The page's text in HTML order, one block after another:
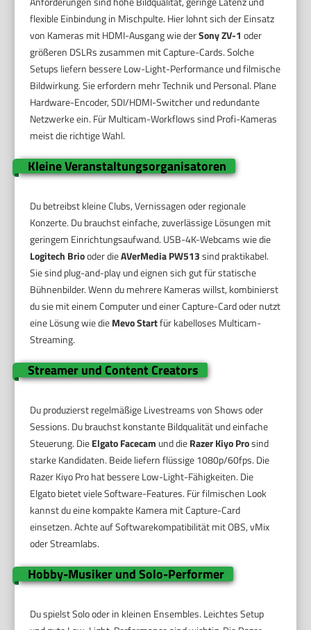
flexible Einbindung in Mischpulte. Hier lohnt sich der Einsatz
von Kameras mit HDMI-Ausgang wie derSony ZV-1 oder
größeren DSLRs zusammen mit Capture-Cards. Solche
Setups liefern bessere Low-Light-Performance und filmische
Bildwirkung. Sie erfordern mehr Technik und Personal. Plane
Hardware-Encoder, SDI/HDMI-Switcher und redundante
Netzwerke ein. Für Multicam-Workflows sind Profi-Kameras
meist die richtige Wahl.
Kleine Veranstaltungsorganisatoren
Du betreibst kleine Clubs, Vernissagen oder regionale
Konzerte. Du brauchst einfache, zuverlässige Lösungen mit
geringem Einrichtungsaufwand. USB-4K-Webcams wie die
Logitech Briooder dieAVerMedia PW513sind praktikabel.
Sie sind plug-and-play und eignen sich gut für statische
Bühnenbilder. Wenn du mehrere Kameras willst, kombinierst
du sie mit einem Computer und einer Capture-Card oder nutzt
eine Lösung wie dieMevo Startfür kabelloses Multicam-
Streaming.
Streamer und Content Creators
Du produzierst regelmäßige Livestreams von Shows oder
Sessions. Du brauchst konstante Bildqualität und einfache
Steuerung. DieElgato Facecam und dieRazer Kiyo Prosind
starke Kandidaten. Beide liefern flüssige 1080p/60fps. Die
Razer Kiyo Pro hat bessere Low-Light-Fähigkeiten. Die
Elgato bietet viele Software-Features. Für filmischen Look
kannst du eine kompakte Kamera mit Capture-Card
einsetzen. Achte auf Softwarekompatibilität mit OBS, vMix
oder Streamlabs.
Hobby-Musiker und Solo-Performer
Du spielst Solo oder in kleinen Ensembles. Leichtes Setup